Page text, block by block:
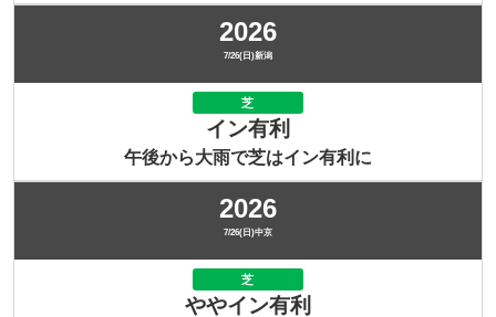
2026
7/26(日)新潟
芝
イン有利
午後から大雨で芝はイン有利に
2026
7/26(日)中京
芝
ややイン有利